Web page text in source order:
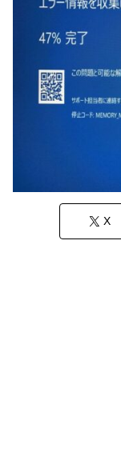
X